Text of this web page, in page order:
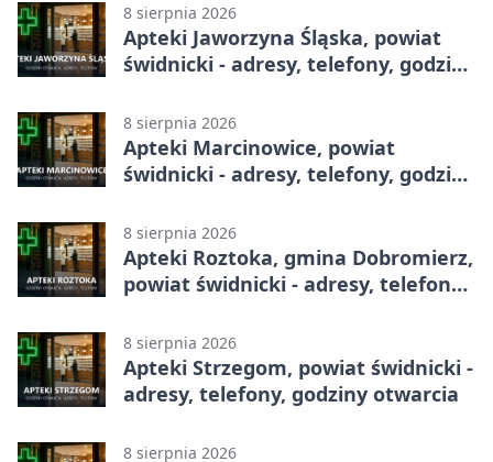
8 sierpnia 2026
Apteki Jaworzyna Śląska, powiat
świdnicki - adresy, telefony, godziny
8 sierpnia 2026
Apteki Marcinowice, powiat
świdnicki - adresy, telefony, godziny
8 sierpnia 2026
Apteki Roztoka, gmina Dobromierz,
powiat świdnicki - adresy, telefony,
8 sierpnia 2026
Apteki Strzegom, powiat świdnicki -
adresy, telefony, godziny otwarcia
8 sierpnia 2026